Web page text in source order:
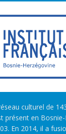
culturel de
présent en
En 2014, il a